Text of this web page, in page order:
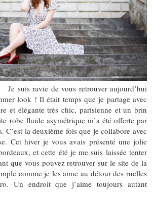
suis ravie de vous retrouver aujourd’hui
look ! Il était temps que je partage avec
et élégante très chic, parisienne et un brin
robe fluide asymétrique m’a été offerte par
C’est la deuxième fois que je collabore avec
Cet hiver je vous avais présenté une jolie
et cette été je me suis laissée tenter
que vous pouvez retrouver sur le site de la
comme je les aime au détour des ruelles
Un endroit que j’aime toujours autant